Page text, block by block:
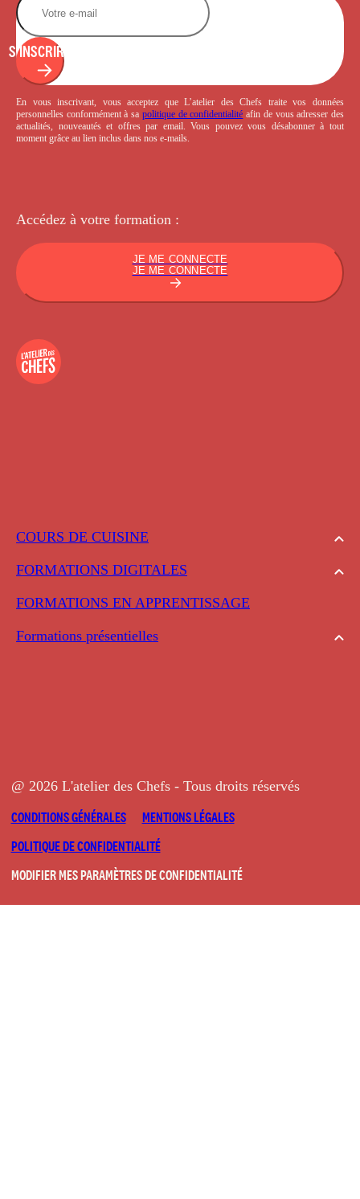
COURS DE CUISINE
FORMATIONS DIGITALES
FORMATIONS EN APPRENTISSAGE
Formations présentielles
S'INSCRIRE
En vous inscrivant, vous acceptez que L’atelier des Chefs traite vos données
personnelles conformément à sa politique de confidentialité afin de vous adresser des
actualités, nouveautés et offres par email. Vous pouvez vous désabonner à tout
moment grâce au lien inclus dans nos e-mails.
Accédez à votre formation :
JE ME CONNECTE
JE ME CONNECTE
@ 2026 L'atelier des Chefs - Tous droits réservés
CONDITIONS GÉNÉRALES
MENTIONS LÉGALES
POLITIQUE DE CONFIDENTIALITÉ
MODIFIER MES PARAMÈTRES DE CONFIDENTIALITÉ